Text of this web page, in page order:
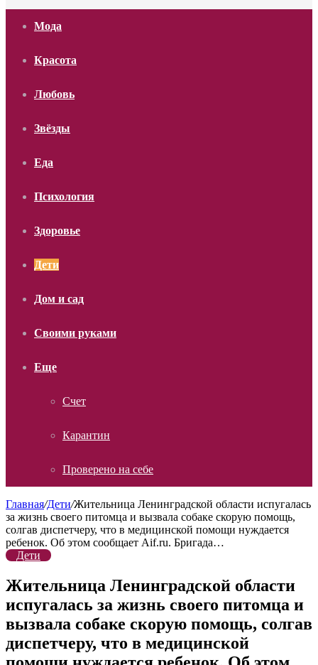
Мода
Красота
Любовь
Звёзды
Еда
Психология
Здоровье
Дети
Дом и сад
Своими руками
Еще
Счет
Карантин
Проверено на себе
Главная/Дети/Жительница Ленинградской области испугалась
за жизнь своего питомца и вызвала собаке скорую помощь,
солгав диспетчеру, что в медицинской помощи нуждается
ребенок. Об этом сообщает Aif.ru. Бригада…
Дети
Жительница Ленинградской области
испугалась за жизнь своего питомца и
вызвала собаке скорую помощь, солгав
диспетчеру, что в медицинской